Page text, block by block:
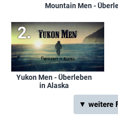
Mountain Men -
Yukon Men - Überleben
in Alaska
▼ weitere